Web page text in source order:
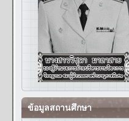
ข้อมูลสถานศึกษา